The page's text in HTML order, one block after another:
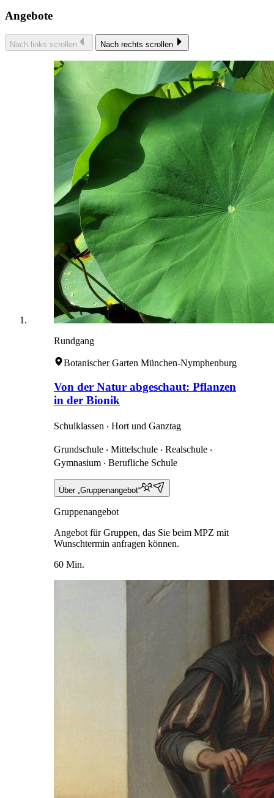
Angebote
Nach links scrollen Nach rechts scrollen
Rundgang
Botanischer Garten München-Nymphenburg
Von der Natur abgeschaut: Pflanzen
in der Bionik
Schulklassen ‧ Hort und Ganztag
Grundschule ‧ Mittelschule ‧ Realschule ‧
Gymnasium ‧ Berufliche Schule
Über „Gruppenangebot“
Gruppenangebot
Angebot für Gruppen, das Sie beim MPZ mit
Wunschtermin anfragen können.
60 Min.